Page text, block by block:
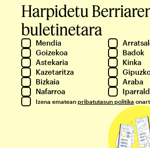
Harpidetu
buletinetara
Mendia
Goizekoa
Badok
Astekaria
Kinka
Kazetaritza
Bizkaia
Araba
Nafarroa
Izena ematean pribatutasun politika